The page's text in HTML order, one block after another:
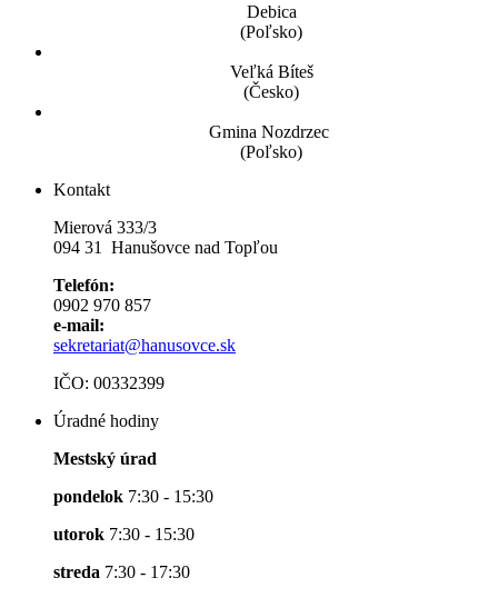
Debica
(Poľsko)
Veľká Bíteš
(Česko)
Gmina Nozdrzec
(Poľsko)
Kontakt
Mierová 333/3
094 31 Hanušovce nad Topľou
Telefón:
0902 970 857
e-mail:
sekretariat@hanusovce.sk
IČO: 00332399
Úradné hodiny
Mestský úrad
pondelok 7:30 - 15:30
utorok 7:30 - 15:30
streda 7:30 - 17:30